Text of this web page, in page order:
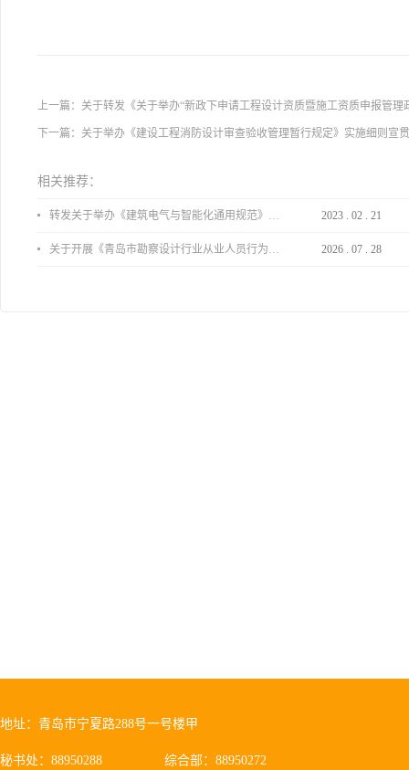
上一篇： 关于转发《关于举办“新政下申请工程设计资质暨施工资质申报管理
下一篇： 关于举办《建设工程消防设计审查验收管理暂行规定》实施细则宣
相关推荐：
转发关于举办《建筑电气与智能化通用规范》 GB55024-2022公益宣贯的通知 2023 . 02 . 21
关于开展《青岛市勘察设计行业从业人员行为导则》、《青岛市住宅工程设计审查品质提升指引（2026版）》宣贯活动的通知 2026 . 07 . 28
地址：青岛市宁夏路288号一号楼甲
秘书处：88950288 综合部：88950272